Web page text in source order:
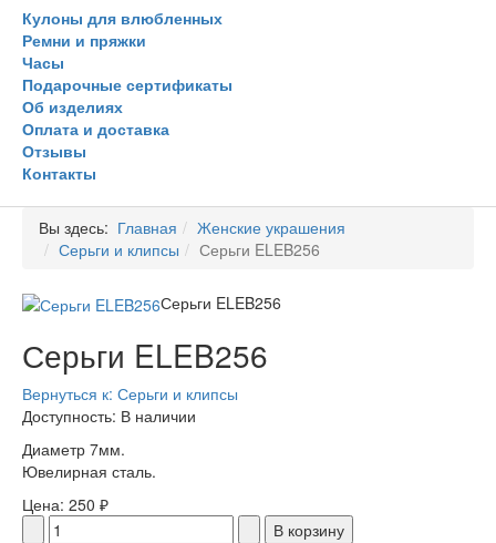
Кулоны для влюбленных
Ремни и пряжки
Часы
Подарочные сертификаты
Об изделиях
Оплата и доставка
Отзывы
Контакты
Вы здесь: Главная
Женские украшения
Серьги и клипсы
Серьги ELEB256
Серьги ELEB256
Серьги ELEB256
Вернуться к: Серьги и клипсы
Доступность: В наличии
Диаметр 7мм.
Ювелирная сталь.
Цена: 250 ₽